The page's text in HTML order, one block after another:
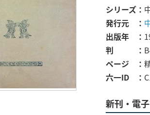
シリーズ
発行元
出版年
判
ページ
六一ID
新刊・電